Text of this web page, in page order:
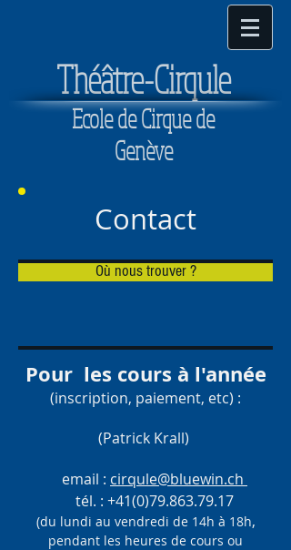
Théâtre-Cirqule
Ecole de Cirque de
Genève
Contact
Où nous trouver ?
Pour les cours à l'année
(inscription, paiement, etc) :
(Patrick Krall)
email : cirqule@bluewin.ch
tél. : +41(0)79.863.79.17
(du lundi au vendredi de 14h à 18h,
pendant les heures de cours ou